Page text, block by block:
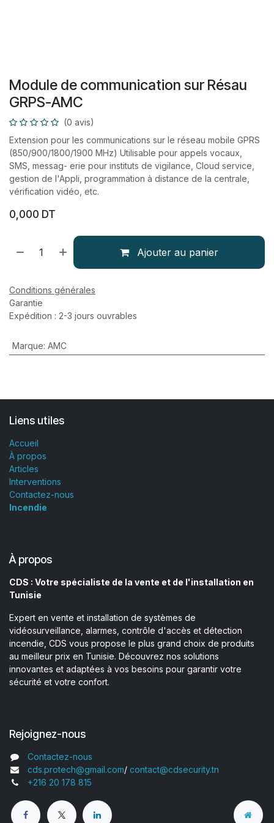
Module de communication sur Résau
GRPS-AMC
(0 avis)
Extension pour les communications sur le réseau mobile GPRS
(850/900/1800/1900 MHz) Utilisable pour appels vocaux,
SMS, messag- erie pour instituts de vigilance, Cloud service,
gestion de l'Appli, programmation à distance de la centrale,
vérification vidéo, etc.
0,000 DT
Ajouter au panier
Conditions générales
Garantie
Expédition : 2-3 jours ouvrables
Marque: AMC
Liens utiles
Accueil
À propos
Articles
Interventions
Contactez-nous
Incendie
À propos
CDS : Votre spécialiste de la vente et de l'installation en
Tunisie
Expert en vente et installation de systèmes de
vidéosurveillance, alarmes, contrôle d'accès et détection
incendie, CDS vous propose le plus grand choix de produits
au meilleur prix en Tunisie. Découvrez nos solutions
innovantes et adaptées à vos besoins pour garantir votre
sécurité et votre confort.
Rejoignez-nous
Contactez-nous
cds.protech@gmail.com/ contact@cdsecurity.tn
+216 20 178 815